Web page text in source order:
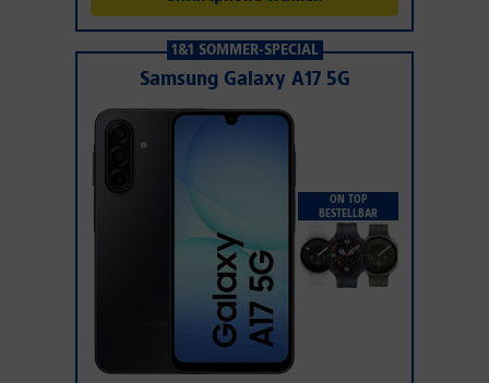
1&1 SOMMER-SPECIAL
Samsung Galaxy A17 5G
ON TOP
BESTELLBAR